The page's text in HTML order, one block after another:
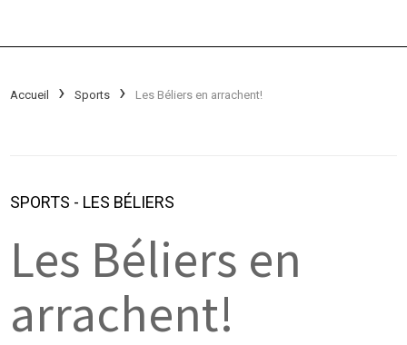
Accueil Sports Les Béliers en arrachent!
SPORTS - LES BÉLIERS
Les Béliers en
arrachent!